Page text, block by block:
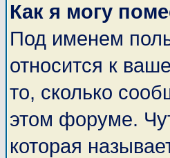
Как я могу
Под именем
относится к
то, сколько
этом форуме.
которая